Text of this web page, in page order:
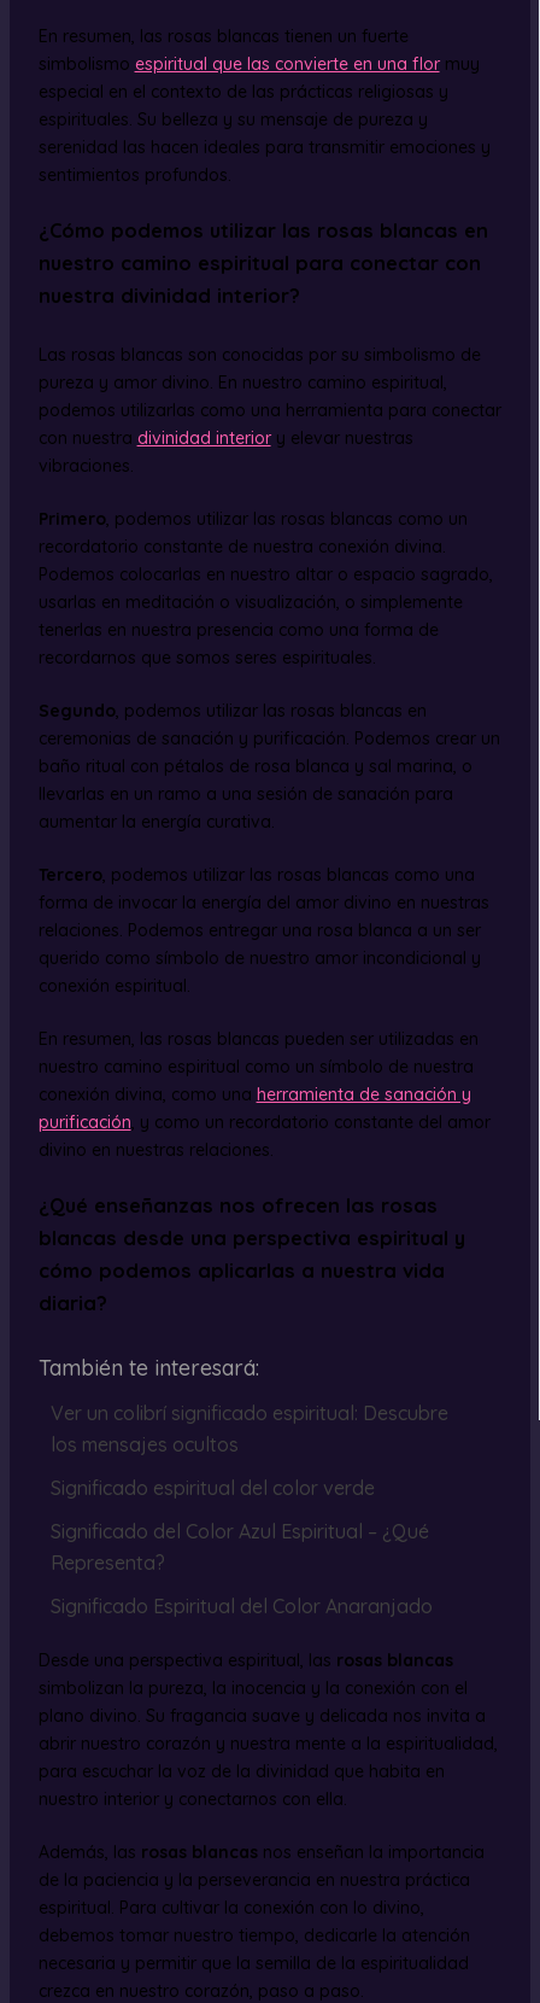
En resumen, las rosas blancas tienen un fuerte
simbolismo espiritual que las convierte en una flormuy
especial en el contexto de las prácticas religiosas y
espirituales. Su belleza y su mensaje de pureza y
serenidad las hacen ideales para transmitir emociones y
sentimientos profundos.
¿Cómo podemos utilizar las rosas blancas en
nuestro camino espiritual para conectar con
nuestra divinidad interior?
Las rosas blancas son conocidas por su simbolismo de
pureza y amor divino. En nuestro camino espiritual,
podemos utilizarlas como una herramienta para conectar
con nuestra divinidad interiory elevar nuestras
vibraciones.
Primero, podemos utilizar las rosas blancas como un
recordatorio constante de nuestra conexión divina.
Podemos colocarlas en nuestro altar o espacio sagrado,
usarlas en meditación o visualización, o simplemente
tenerlas en nuestra presencia como una forma de
recordarnos que somos seres espirituales.
Segundo, podemos utilizar las rosas blancas en
ceremonias de sanación y purificación. Podemos crear un
baño ritual con pétalos de rosa blanca y sal marina, o
llevarlas en un ramo a una sesión de sanación para
aumentar la energía curativa.
Tercero, podemos utilizar las rosas blancas como una
forma de invocar la energía del amor divino en nuestras
relaciones. Podemos entregar una rosa blanca a un ser
querido como símbolo de nuestro amor incondicional y
conexión espiritual.
En resumen, las rosas blancas pueden ser utilizadas en
nuestro camino espiritual como un símbolo de nuestra
conexión divina, como una herramienta de sanación y
purificación, y como un recordatorio constante del amor
divino en nuestras relaciones.
¿Qué enseñanzas nos ofrecen las rosas
blancas desde una perspectiva espiritual y
cómo podemos aplicarlas a nuestra vida
diaria?
También te interesará:
Ver un colibrí significado espiritual: Descubre
los mensajes ocultos
Significado espiritual del color verde
Significado del Color Azul Espiritual – ¿Qué
Representa?
Significado Espiritual del Color Anaranjado
Desde una perspectiva espiritual, las rosas blancas
simbolizan la pureza, la inocencia y la conexión con el
plano divino. Su fragancia suave y delicada nos invita a
abrir nuestro corazón y nuestra mente a la espiritualidad,
para escuchar la voz de la divinidad que habita en
nuestro interior y conectarnos con ella.
Además, las rosas blancasnos enseñan la importancia
de la paciencia y la perseverancia en nuestra práctica
espiritual. Para cultivar la conexión con lo divino,
debemos tomar nuestro tiempo, dedicarle la atención
necesaria y permitir que la semilla de la espiritualidad
crezca en nuestro corazón, paso a paso.